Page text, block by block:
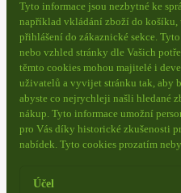
Tyto informace jsou nezbytné ke
například vkládání zboží do
přihlášení do zákaznické sekce.
nebo vzhled stránky dle Vašich
těmto cookies mohou majitelé i
uživatelů a vyvijet stránku tak, aby
abyste co nejrychleji našli hledané
nákup. Tyto informace umožní
pro Vás díky historické zkušenosti
nabídek. Tyto cookies prozatím
Účel